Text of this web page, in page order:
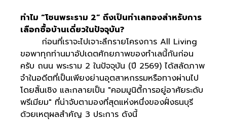
ทำไม “โซนพระราม 2” ถึงเป็นทำเลทองสำหรับการ
เลือกซื้อบ้านเดี่ยวในปัจจุบัน?
ก่อนที่เราจะไปเจาะลึกรายโครงการ All Living
ขอพาทุกท่านมาอัปเดตศักยภาพของทำเลนี้กันก่อน
ครับ ถนน พระราม 2 ในปัจจุบัน (ปี 2569) ได้สลัดภาพ
จำในอดีตที่เป็นเพียงย่านอุตสาหกรรมหรือทางผ่านไป
โดยสิ้นเชิง และกลายเป็น "คอมมูนิตี้การอยู่อาศัยระดับ
พรีเมียม" ที่น่าจับตามองที่สุดแห่งหนึ่งของฝั่งธนบุรี
ด้วยเหตุผลสำคัญ 3 ประการ ดังนี้